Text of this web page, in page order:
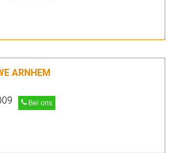
ARNHEM
Bel ons